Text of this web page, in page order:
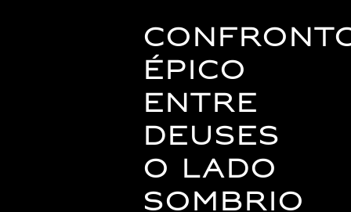
Épico
Entre
Deuses
O Lado
Sombrio